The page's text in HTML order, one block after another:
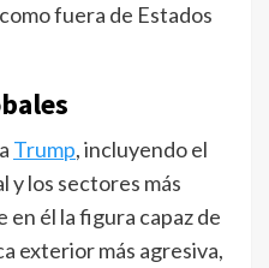
fuera de Estados
Trump, incluyendo el
los sectores más
en él la figura capaz de
exterior más agresiva,